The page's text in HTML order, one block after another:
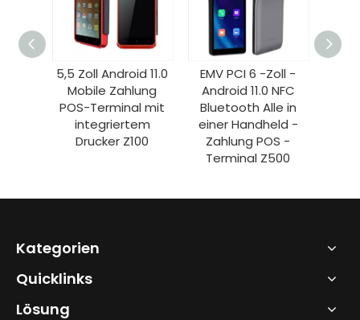
Android 11.0
Zahlung
Terminal mit
EMV PCI 6 -Zoll -
Android 11.0 NFC
Bluetooth Alle in
einer Handheld -
Zahlung POS -
Terminal Z500
HCCTG NFC GPS 4G
Android 14 Smart
Mobile Terminal mit
58 -mm -Drucker
R330 Plus
Kategorien
Quicklinks
Lösung